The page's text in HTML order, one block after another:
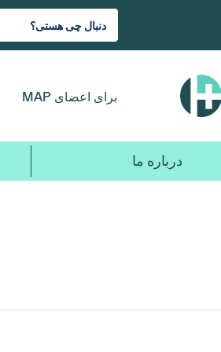
برای اعضای MAP
درباره ما